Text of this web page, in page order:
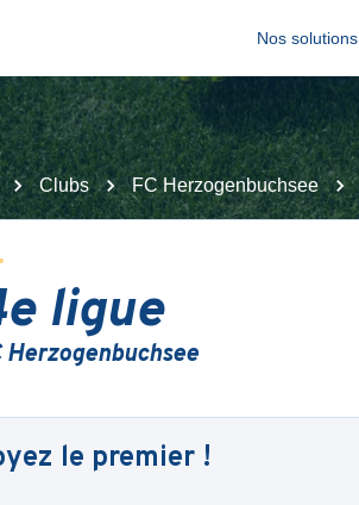
Nos solutions
Clubs FC Herzogenbuchsee
ligue
Herzogenbuchsee
le premier !